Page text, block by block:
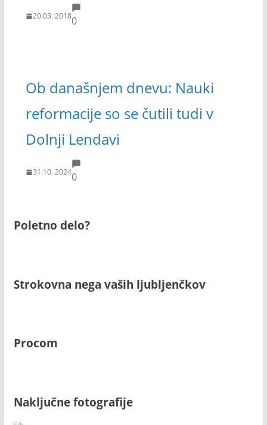
20.03. 20180
Ob današnjem dnevu: Nauki
reformacije so se čutili tudi v
Dolnji Lendavi
31.10. 20240
Poletno delo?
Strokovna nega vaših ljubljenčkov
Procom
Naključne fotografije